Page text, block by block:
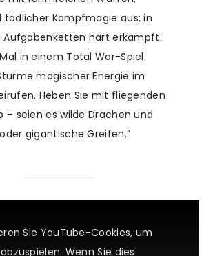
tödlicher Kampfmagie aus; in
Aufgabenketten hart erkämpft.
in einem Total War-Spiel
magischer Energie im
Heben Sie mit fliegenden
– seien es wilde Drachen und
gigantische Greifen.”
Sie YouTube-Cookies, um
Wenn Sie dies